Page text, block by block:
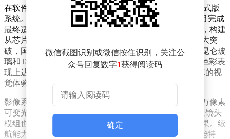
在软件生态方面，华为Mate90系列将首发搭载鸿蒙7.0正式版
系统。该系统于6月发布后已进入Beta测试阶段，预计9月完成
最终适配。此次系统升级将与新一代硬件形成深度协同，构建
从芯片到操作系统的全链路优化体系。屏幕技术迎来重大突
破，国产旗舰直屏方案采用极窄边框设计，配合新一代昆仑玻
璃和Tandem双层OLED结构，在显示寿命、功耗控制和色彩表
现上达到行业领先水平，BT.2020色域覆盖将带来更逼真的视
觉体验。
影像系统持续进化，超大杯机型后置主摄正在测试5000万像素
可变光圈方案，同时评估引入2亿像素自研传感器。前置镜头
模组也将迎来升级，配合全新影像算法提升人像拍摄效果。续
航能力方面，7000mAh级电池容量结合双层OLED的节能特
微信截图识别或微信按住识别，关注公
众号回复数字1获得阅读码
确定